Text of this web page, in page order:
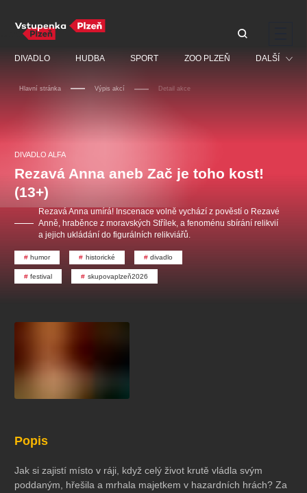
DIVADLO HUDBA SPORT ZOO PLZEŇ DALŠÍ
Ostatní
Kino
Hlavní stránka Výpis akcí Detail akce
DIVADLO ALFA
Rezavá Anna aneb Zač je toho kost!
(13+)
Rezavá Anna umírá! Inscenace volně vychází z pověstí o Rezavé
Anně, hraběnce z moravských Střílek, a fenoménu sbírání relikvií
a jejich ukládání do figurálních relikviářů.
humor historické divadlo
festival skupovaplzeň2026
Popis
Jak si zajistí místo v ráji, když celý život krutě vládla svým
poddaným, hřešila a mrhala majetkem v hazardních hrách? Za
Doporučujeme
JARO EVENT s.r.o.
Centrální rezervační
Veselá scéna Kalikovský
mlýn
Ostatní hledají
Nejnavštěvovanější
doporučujeme premiéra